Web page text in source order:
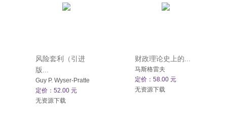
风险套利（引进
版...
Guy P. Wyser-Pratte
定价：52.00 元
无资源下载
财政理论史上的...
马斯格雷夫
定价：58.00 元
无资源下载